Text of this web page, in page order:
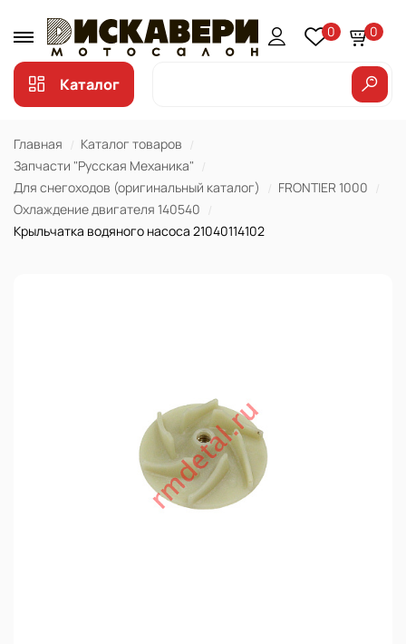
0 0
Каталог
Главная
Каталог товаров
Запчасти "Русская Механика"
Для снегоходов (оригинальный каталог)
FRONTIER 1000
Охлаждение двигателя 140540
Крыльчатка водяного насоса 21040114102